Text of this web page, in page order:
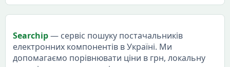
Searchip— сервіс пошуку постачальників
електронних компонентів в Україні. Ми
допомагаємо порівнювати ціни в грн, локальну